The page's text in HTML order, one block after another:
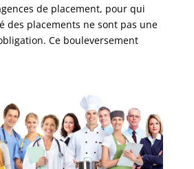
de placement, pour qui
des placements ne sont pas une
Ce bouleversement